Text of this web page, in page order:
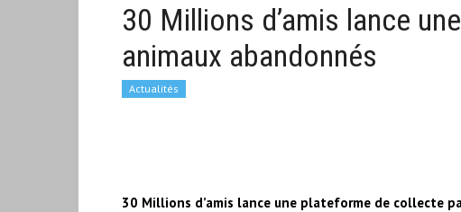
30 Millions d’amis lance
animaux abandonnés
Actualités
30 Millions d’amis lance une plateforme de collecte